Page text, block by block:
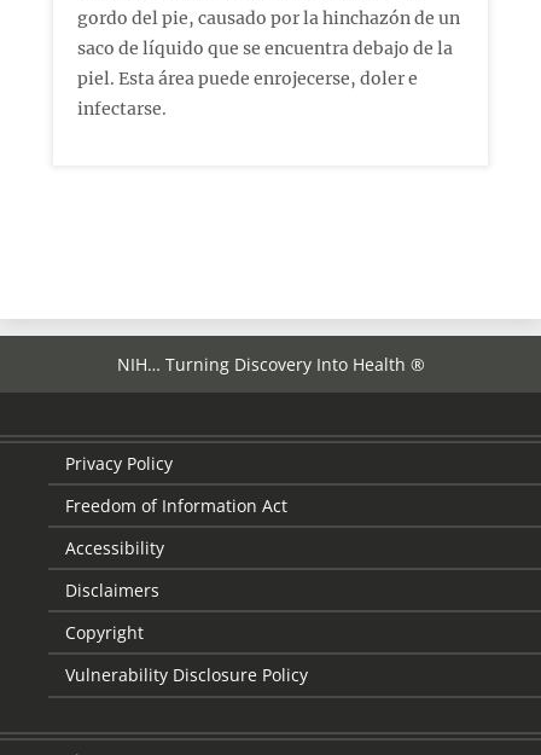
gordo del pie, causado por la hinchazón de un
saco de líquido que se encuentra debajo de la
piel. Esta área puede enrojecerse, doler e
infectarse.
NIH… Turning Discovery Into Health ®
Privacy Policy
Freedom of Information Act
Accessibility
Disclaimers
Copyright
Vulnerability Disclosure Policy